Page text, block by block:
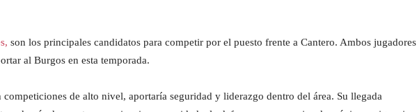
son los principales candidatos para competir por el puesto frente a Cantero. Ambos jugadores
al Burgos en esta temporada.
de alto nivel, aportaría seguridad y liderazgo dentro del área. Su llegada